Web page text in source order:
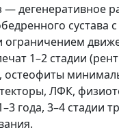
— дегенеративное
сустава
ограничением
1–2 стадии
остеофиты
ЛФК,
года, 3–4 стадии